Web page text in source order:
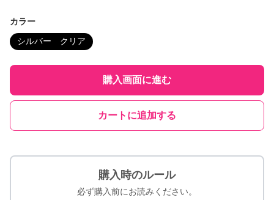
カラー
シルバー クリア
購入画面に進む
カートに追加する
購入時のルール
必ず購入前にお読みください。